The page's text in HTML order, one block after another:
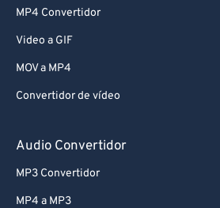
MP4 Convertidor
Video a GIF
MOV a MP4
Convertidor de vídeo
Audio Convertidor
MP3 Convertidor
MP4 a MP3